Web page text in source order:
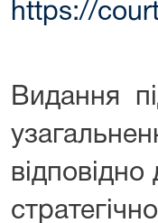
https://
Видання